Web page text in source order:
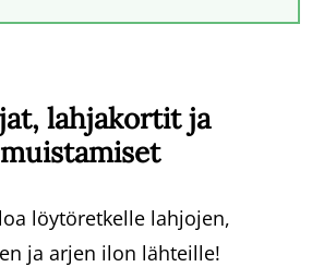
lahjakortit ja
muistamiset
löytöretkelle lahjojen,
ja arjen ilon lähteille!